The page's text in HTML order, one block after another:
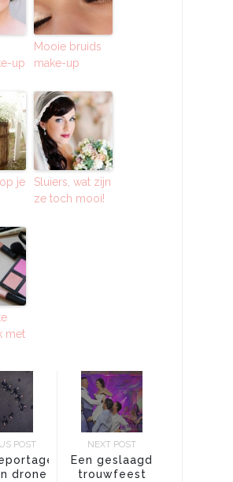
up
Mooie bruids
make-up
je
Sluiers, wat zijn
ze toch mooi!
met
POST
drone
NEXT POST
Een geslaagd
trouwfeest